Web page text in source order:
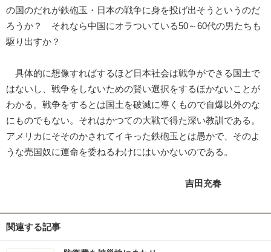
の国のだれが鉄砲玉・日本の戦争に身を投げ出そうというのだ
ろうか？ それなら中国にオラついている50～60代の男たちも
駆り出すか？
具体的に想像すればするほど日本社会は戦争ができる国土で
はないし、戦争をしないための賢い選択をするほかないことが
わかる。戦争をするとは国土を破滅に導くもので自爆以外のな
にものでもない。それはかつての大戦で得た深い教訓である。
アメリカにそそのかされてイキった鉄砲玉とは愚かで、そのよ
うな売国奴に運命を委ねるわけにはいかないのである。
吉田充春
関連する記事